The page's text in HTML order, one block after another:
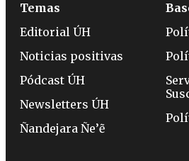
Temas
Editorial ÚH
Noticias positivas
Pódcast ÚH
Newsletters ÚH
Ñandejara Ñe’ẽ